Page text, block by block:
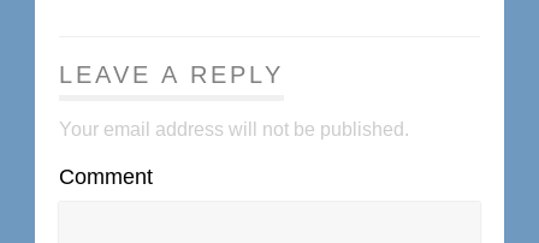
LEAVE A REPLY
Your email address will not be published.
Comment